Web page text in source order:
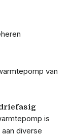
van
is
diverse